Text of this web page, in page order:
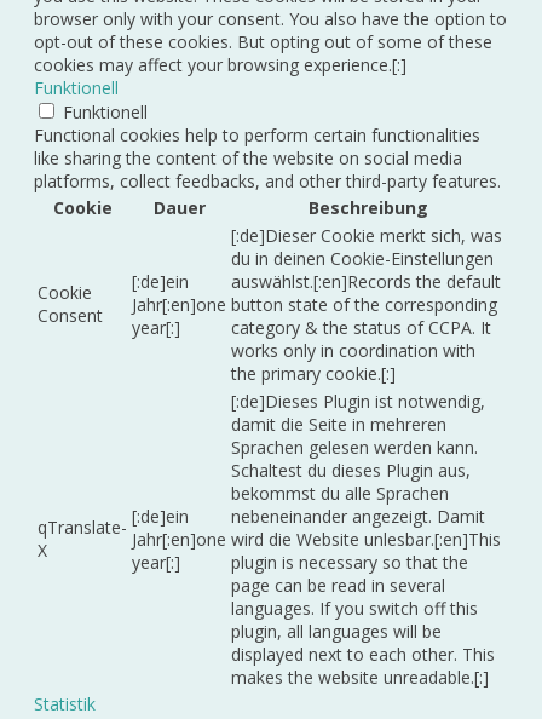
browser only with your consent. You also have the option to
opt-out of these cookies. But opting out of some of these
cookies may affect your browsing experience.[:]
Funktionell
Funktionell
Functional cookies help to perform certain functionalities
like sharing the content of the website on social media
platforms, collect feedbacks, and other third-party features.
Cookie
Dauer Beschreibung
Cookie
Consent
[:de]ein
Jahr[:en]one
year[:]
[:de]Dieser Cookie merkt sich, was
du in deinen Cookie-Einstellungen
auswählst.[:en]Records the default
button state of the corresponding
category & the status of CCPA. It
works only in coordination with
the primary cookie.[:]
qTranslate-
X
[:de]ein
Jahr[:en]one
year[:]
[:de]Dieses Plugin ist notwendig,
damit die Seite in mehreren
Sprachen gelesen werden kann.
Schaltest du dieses Plugin aus,
bekommst du alle Sprachen
nebeneinander angezeigt. Damit
wird die Website unlesbar.[:en]This
plugin is necessary so that the
page can be read in several
languages. If you switch off this
plugin, all languages will be
displayed next to each other. This
makes the website unreadable.[:]
Statistik